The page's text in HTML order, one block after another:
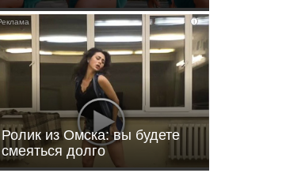
i
Ролик из Омска: вы будете
смеяться долго